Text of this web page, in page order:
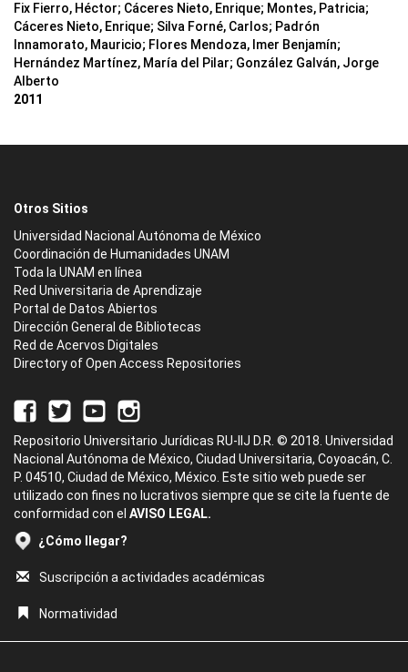
Fix Fierro, Héctor; Cáceres Nieto, Enrique; Montes, Patricia;
Cáceres Nieto, Enrique; Silva Forné, Carlos; Padrón
Innamorato, Mauricio; Flores Mendoza, Imer Benjamín;
Hernández Martínez, María del Pilar; González Galván, Jorge
Alberto
2011
Otros Sitios
Universidad Nacional Autónoma de México
Coordinación de Humanidades UNAM
Toda la UNAM en línea
Red Universitaria de Aprendizaje
Portal de Datos Abiertos
Dirección General de Bibliotecas
Red de Acervos Digitales
Directory of Open Access Repositories
Repositorio Universitario Jurídicas RU-IIJ D.R. © 2018. Universidad
Nacional Autónoma de México, Ciudad Universitaria, Coyoacán, C.
P. 04510, Ciudad de México, México. Este sitio web puede ser
utilizado con fines no lucrativos siempre que se cite la fuente de
conformidad con el AVISO LEGAL.
¿Cómo llegar?
Suscripción a actividades académicas
Normatividad